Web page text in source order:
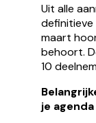
Uit alle
definitieve
maart
behoort.
10
je agenda